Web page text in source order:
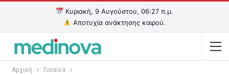
Κυριακή, 9 Αυγούστου, 06:27 π.μ.
Αποτυχία ανάκτησης καιρού.
Αρχική Γυναίκα